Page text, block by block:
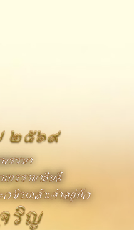
๒๕๖๙
รรษา
ทรรามาธิบดี
ชิรเกล้าเจ้าอยู่หัว
ริญ